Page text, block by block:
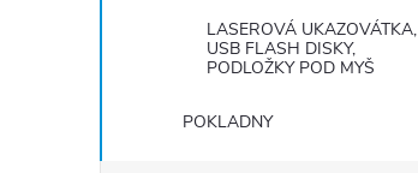
LASEROVÁ UKAZOVÁTKA,
USB FLASH DISKY,
PODLOŽKY POD MYŠ
POKLADNY